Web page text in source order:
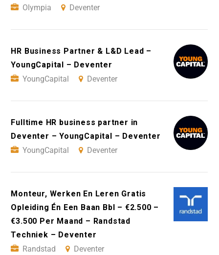
Olympia
Deventer
HR Business Partner & L&D Lead –
YoungCapital – Deventer
YoungCapital
Deventer
Fulltime HR business partner in
Deventer – YoungCapital – Deventer
YoungCapital
Deventer
Monteur, Werken En Leren Gratis
Opleiding Én Een Baan Bbl – €2.500 –
€3.500 Per Maand – Randstad
Techniek – Deventer
Randstad
Deventer